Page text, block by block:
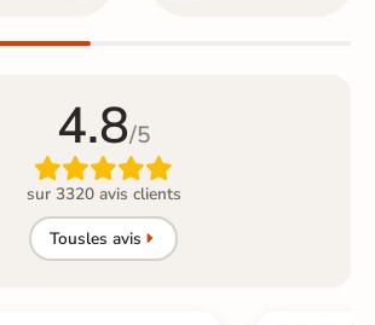
4.8/5

sur 3320 avis clients
Tousles avis